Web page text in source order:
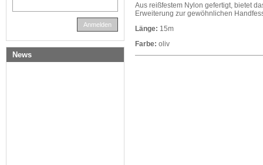
Aus reißfestem Nylon gefertigt, bietet
Erweiterung zur gewöhnlichen
Länge: 15m
Farbe: oliv
Anmelden
News